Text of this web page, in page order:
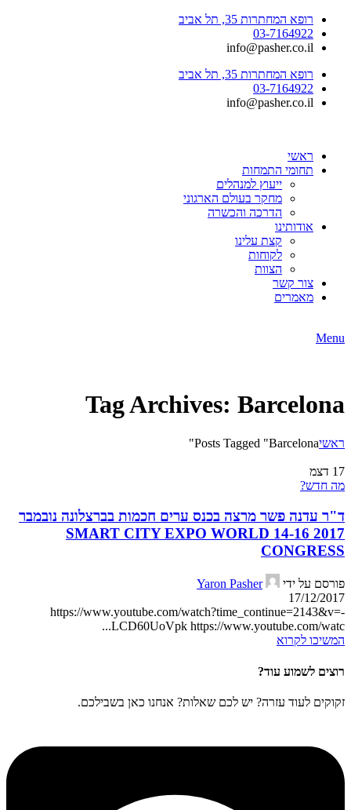
רופא המחתרות 35, תל אביב
03-7164922
info@pasher.co.il
רופא המחתרות 35, תל אביב
03-7164922
info@pasher.co.il
ראשי
תחומי התמחות
ייעוץ למנהלים
מחקר בעולם הארגוני
הדרכה והכשרה
אודותינו
קצת עלינו
לקוחות
הצוות
צור קשר
מאמרים
Menu
Tag Archives: Barcelona
ראשיPosts Tagged "Barcelona"
17 דצמ
מה חדש?
ד"ר עדנה פשר מרצה בכנס ערים חכמות בברצלונה נובמבר
2017 14-16 SMART CITY EXPO WORLD
CONGRESS
פורסם על ידי
Yaron Pasher
17/12/2017
https://www.youtube.com/watch?time_continue=2143&v=-
LCD60UoVpk https://www.youtube.com/watc...
המשיכו לקרוא
רוצים לשמוע עוד?
זקוקים לעוד עזרה? יש לכם שאלות? אנחנו כאן בשבילכם.